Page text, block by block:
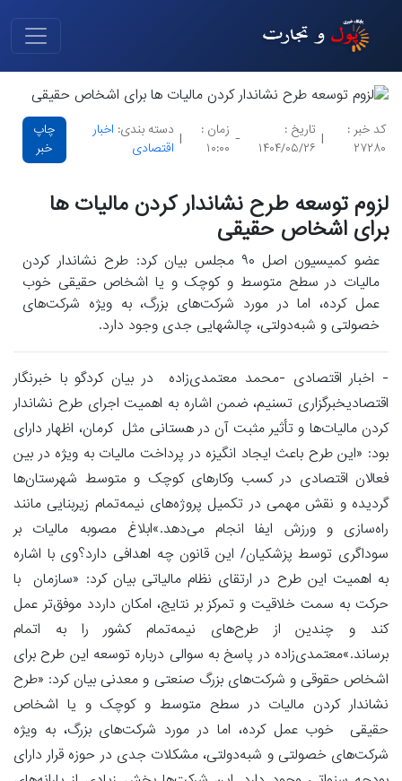
کد خبر :
۲۷۲۸۰
|
تاریخ :
۱۴۰۴/۰۵/۲۶
-
زمان :
۱۰:۰۰
|
دسته بندی: اخبار
اقتصادی
چاپ
خبر
لزوم توسعه طرح نشاندار کردن مالیات ها
برای اشخاص حقیقی
عضو کمیسیون اصل ۹۰ مجلس بیان کرد: طرح نشاندار کردن
مالیات در سطح متوسط و کوچک و یا اشخاص حقیقی خوب
عمل کرده، اما در مورد شرکت‌های بزرگ، به ویژه شرکت‌های
خصولتی و شبه‌دولتی، چالشهایی جدی وجود دارد.
- اخبار اقتصادی -محمد معتمدی‌زاده در بیان کردگو با خبرنگار
اقتصادیخبرگزاری تسنیم، ضمن اشاره به اهمیت اجرای طرح نشاندار
کردن مالیات‌ها و تأثیر مثبت آن در هستانی مثل کرمان، اظهار دارای
بود: «این طرح باعث ایجاد انگیزه در پرداخت مالیات به ویژه در بین
فعالان اقتصادی در کسب وکارهای کوچک و متوسط شهرستان‌ها
گردیده و نقش مهمی در تکمیل پروژه‌های نیمه‌تمام زیربنایی مانند
راه‌سازی و ورزش ایفا انجام می‌دهد.»ابلاغ مصوبه مالیات بر
سوداگری توسط پزشکیان/ این قانون چه اهدافی دارد؟وی با اشاره
به اهمیت این طرح در ارتقای نظام مالیاتی بیان کرد: «سازمان با
حرکت به سمت خلاقیت و تمرکز بر نتایج، امکان داردد موفق‌تر عمل
کند و چندین از طرح‌های نیمه‌تمام کشور را به اتمام
برساند.»معتمدی‌زاده در پاسخ به سوالی درباره توسعه این طرح برای
اشخاص حقوقی و شرکت‌های بزرگ صنعتی و معدنی بیان کرد: «طرح
نشاندار کردن مالیات در سطح متوسط و کوچک و یا اشخاص
حقیقی خوب عمل کرده، اما در مورد شرکت‌های بزرگ، به ویژه
شرکت‌های خصولتی و شبه‌دولتی، مشکلات جدی در حوزه قرار دارای